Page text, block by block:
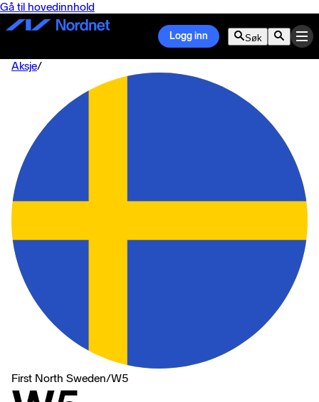
Gå til hovedinnhold
Logg inn Søk
Aksje/
First North Sweden/W5